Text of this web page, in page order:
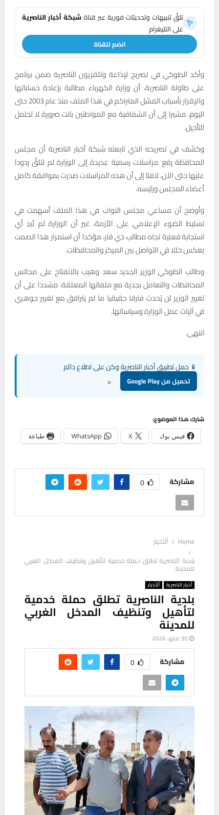
تلقَّ تنبيهات وتحديثات فورية عبر قناةشبكة أخبار الناصرية
على التليغرام
انضم للقناة
وأكد الطوكي في تصريح لإذاعة وتلفزيون الناصرية ضمن برنامج
على طاولة الناصرية، أن وزارة الكهرباء مطالبة بإعادة حساباتها
والإقرار بأسباب الفشل المتراكم في هذا الملف منذ عام 2003 حتى
اليوم، مشيرا إلى أن الشفافية مع المواطنين باتت ضرورة لا تحتمل
التأجيل.
وكشف في تصريحه الذي تابعته شبكة أخبار الناصرية أن مجلس
المحافظة رفع مراسلات رسمية عديدة إلى الوزارة لم تتلقَّ ردودا
عليها حتى الآن، لافتا إلى أن هذه المراسلات صدرت بموافقة كامل
أعضاء المجلس ورئيسه.
وأوضح أن مساعي مجلس النواب في هذا الملف أسهمت في
تسليط الضوء الإعلامي على الأزمة، غير أن الوزارة لم تُبدِ أي
استجابة فعلية تجاه مطالب ذي قار، مؤكدا أن استمرار هذا الصمت
يعكس خللا في التواصل بين المركز والمحافظات.
وطالب الطوكي الوزير الجديد سعد وهيب بالانفتاح على مجالس
المحافظات والتعامل بجدية مع ملفاتها المعلقة، مشددا على أن
تغيير الوزير لن يُحدث فارقا حقيقيا ما لم يترافق مع تغيير جوهري
في آليات عمل الوزارة وسياساتها.
انتهى.
📱 حمل تطبيق أخبار الناصرية وكن على اطلاع دائم
تحميل من Google Play ×
شارك هذا الموضوع:
فيس بوك X
WhatsApp طباعة
مشاركة 0
Home
ألأخبار
بلدية الناصرية تطلق حملة خدمية لتأهيل وتنظيف المدخل الغربي
للمدينة
أخبار الناصرية ألأخبار
بلدية الناصرية تطلق حملة خدمية
لتأهيل وتنظيف المدخل الغربي
للمدينة
30 مايو، 2026
مشاركة 0